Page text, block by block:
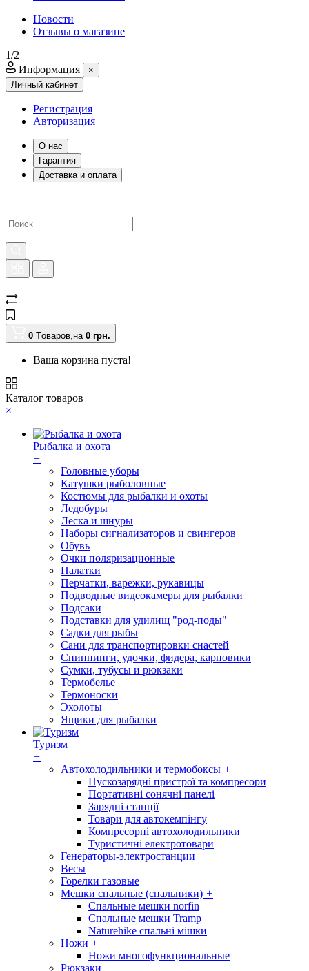
Новости
Отзывы о магазине
1/2
Информация
×
Личный кабинет
Регистрация
Авторизация
О нас
Гарантия
Доставка и оплата
0 Tоваров,на 0 грн.
Ваша корзина пуста!
Каталог товаров
×
Рыбалка и охота
+
Головные уборы
Катушки рыболовные
Костюмы для рыбалки и охоты
Ледобуры
Леска и шнуры
Наборы сигнализаторов и свингеров
Обувь
Очки поляризационные
Палатки
Перчатки, варежки, рукавицы
Подводные видеокамеры для рыбалки
Подсаки
Подставки для удилищ "род-поды"
Садки для рыбы
Сани для транспортировки снастей
Спиннинги, удочки, фидера, карповики
Сумки, тубусы и рюкзаки
Термобелье
Термоноски
Эхолоты
Ящики для рыбалки
Туризм
+
Автохолодильники и термобоксы +
Пускозарядні пристрої та компресори
Портативні сонячні панелі
Зарядні станції
Товари для автокемпінгу
Компресорні автохолодильники
Туристичні електротовари
Генераторы-электростанции
Весы
Горелки газовые
Мешки спальные (спальники) +
Спальные мешки norfin
Спальные мешки Tramp
Naturehike спальні мішки
Ножи +
Ножи многофункциональные
Рюкзаки +